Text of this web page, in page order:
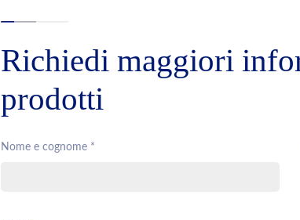
Richiedi maggiori
prodotti
Nome e cognome *